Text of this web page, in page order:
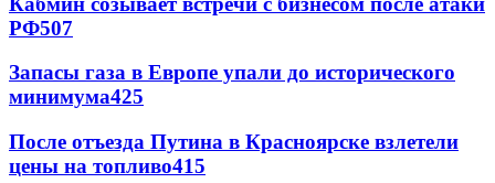
РФ507
Запасы газа в Европе упали до исторического
минимума425
После отъезда Путина в Красноярске взлетели
цены на топливо415